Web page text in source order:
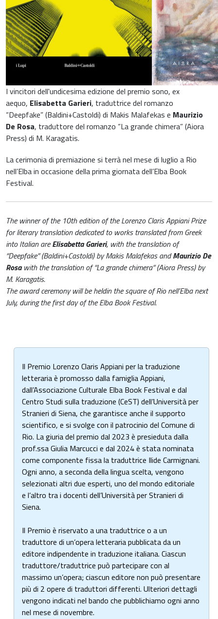
I vincitori dell'undicesima edizione del premio sono, ex
aequo, Elisabetta Garieri, traduttrice del romanzo
“Deepfake” (Baldini+Castoldi) di Makis Malafekas e Maurizio
De Rosa, traduttore del romanzo “La grande chimera” (Aiora
Press) di M. Karagatis.
La cerimonia di premiazione si terrà nel mese di luglio a Rio
nell’Elba in occasione della prima giornata dell’Elba Book
Festival.
The winner of the 10th edition of the Lorenzo Claris Appiani Prize
for literary translation dedicated to works translated from Greek
into Italian areElisabetta Garieri, with the translation of
“Deepfake” (Baldini+Castoldi) by Makis Malafekas andMaurizio De
Rosawith the translation of “La grande chimera” (Aiora Press) by
M. Karagatis.
The award ceremonywill be heldin the square of Rio nell’Elba next
July, during the first day of the Elba Book Festival.
Il Premio Lorenzo Claris Appiani per la traduzione
letteraria è promosso dalla famiglia Appiani,
dall’Associazione Culturale Elba Book Festival e dal
Centro Studi sulla traduzione (CeST) dell’Università per
Stranieri di Siena, che garantisce anche il supporto
scientifico, e si svolge con il patrocinio del Comune di
Rio. La giuria del premio dal 2023 è presieduta dalla
prof.ssa Giulia Marcucci e dal 2024 è stata nominata
come componente fissa la traduttrice Ilide Carmignani.
Ogni anno, a seconda della lingua scelta, vengono
selezionati altri due esperti, uno del mondo editoriale
e l’altro tra i docenti dell’Università per Stranieri di
Siena.
Il Premio è riservato a una traduttrice o a un
traduttore di un’opera letteraria pubblicata da un
editore indipendente in traduzione italiana. Ciascun
traduttore/traduttrice può partecipare con al
massimo un’opera; ciascun editore non può presentare
più di 2 opere di traduttori differenti. Ulteriori dettagli
vengono indicati nel bando che pubblichiamo ogni anno
nel mese di novembre.